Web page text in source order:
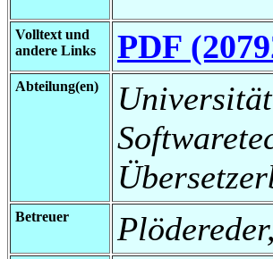
Volltext und
andere Links
PDF
Abteilung(en)
Betreuer